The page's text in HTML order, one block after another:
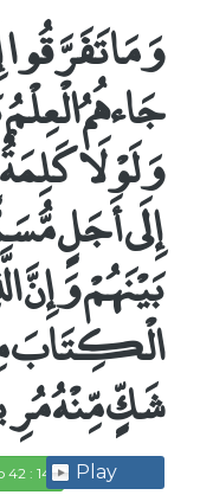
وَمَا
جَاءهُمُ
وَلَوْلَا
إِلَى أَجَلٍ
بَيْنَهُمْ وَإِنَّ
الْكِتَابَ
شَكٍّ مِّنْهُ
42 : 14 Play